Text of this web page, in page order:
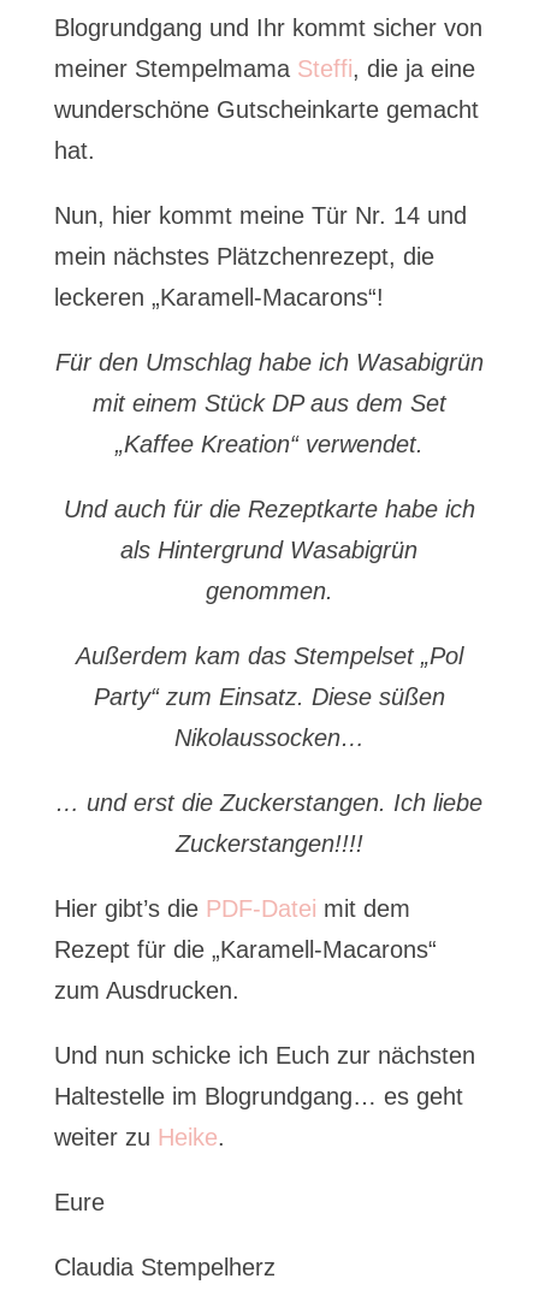
Blogrundgang und Ihr kommt sicher von
meiner Stempelmama Steffi, die ja eine
wunderschöne Gutscheinkarte gemacht
hat.
Nun, hier kommt meine Tür Nr. 14 und
mein nächstes Plätzchenrezept, die
leckeren „Karamell-Macarons“!
Für den Umschlag habe ich Wasabigrün
mit einem Stück DP aus dem Set
„Kaffee Kreation“ verwendet.
Und auch für die Rezeptkarte habe ich
als Hintergrund Wasabigrün
genommen.
Außerdem kam das Stempelset „Pol
Party“ zum Einsatz. Diese süßen
Nikolaussocken…
… und erst die Zuckerstangen. Ich liebe
Zuckerstangen!!!!
Hier gibt’s die PDF-Datei mit dem
Rezept für die „Karamell-Macarons“
zum Ausdrucken.
Und nun schicke ich Euch zur nächsten
Haltestelle im Blogrundgang… es geht
weiter zu Heike.
Eure
Claudia Stempelherz